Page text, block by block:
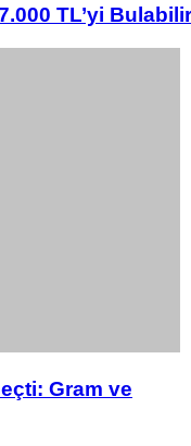
TL’yi Bulabilir
Gram ve